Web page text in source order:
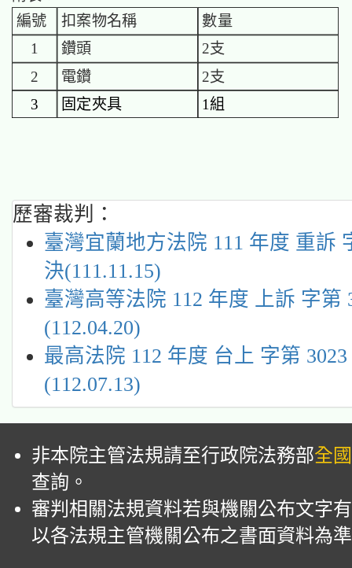
編號
扣案物名稱 數量
1 鑽頭 2支
2 電鑽
2支
3
固定夾具 1組
歷審裁判：
臺灣宜蘭地方法院 111 年度 重訴
決(111.11.15)
臺灣高等法院 112 年度 上訴 字第
(112.04.20)
最高法院 112 年度 台上 字第
(112.07.13)
非本院主管法規請至行政院法務部全
查詢。
審判相關法規資料若與機關公布文字
以各法規主管機關公布之書面資料為